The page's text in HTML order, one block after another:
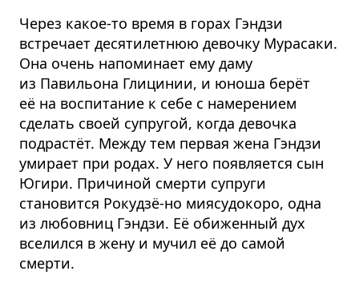
Через какое-то время в горах Гэндзи
встречает десятилетнюю девочку Мурасаки.
Она очень напоминает ему даму
из Павильона Глицинии, и юноша берёт
её на воспитание к себе с намерением
сделать своей супругой, когда девочка
подрастёт. Между тем первая жена Гэндзи
умирает при родах. У него появляется сын
Югири. Причиной смерти супруги
становится Рокудзё-но миясудокоро, одна
из любовниц Гэндзи. Её обиженный дух
вселился в жену и мучил её до самой
смерти.